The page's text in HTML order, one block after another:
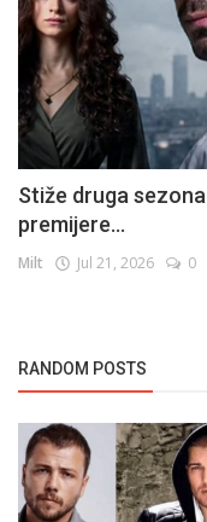
Stiže druga
premijere...
Milt Jul 21, 2026 0
RANDOM POSTS